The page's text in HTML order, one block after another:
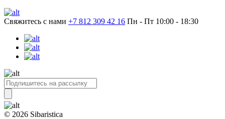
Свяжитесь с нами +7 812 309 42 16 Пн - Пт 10:00 - 18:30
© 2026 Sibaristica